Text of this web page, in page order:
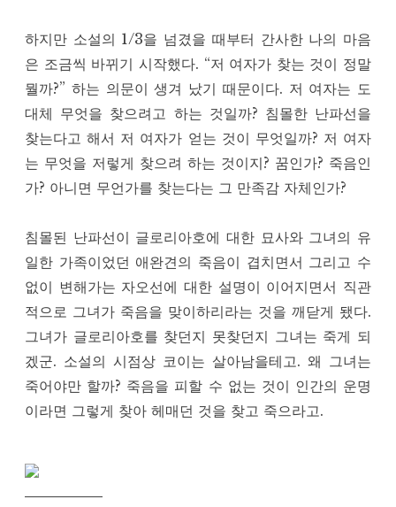
하지만 소설의 1/3을 넘겼을 때부터 간사한 나의 마음
은 조금씩 바뀌기 시작했다. “저 여자가 찾는 것이 정말
뭘까?” 하는 의문이 생겨 났기 때문이다. 저 여자는 도
대체 무엇을 찾으려고 하는 것일까? 침몰한 난파선을
찾는다고 해서 저 여자가 얻는 것이 무엇일까? 저 여자
는 무엇을 저렇게 찾으려 하는 것이지? 꿈인가? 죽음인
가? 아니면 무언가를 찾는다는 그 만족감 자체인가?
침몰된 난파선이 글로리아호에 대한 묘사와 그녀의 유
일한 가족이었던 애완견의 죽음이 겹치면서 그리고 수
없이 변해가는 자오선에 대한 설명이 이어지면서 직관
적으로 그녀가 죽음을 맞이하리라는 것을 깨닫게 됐다.
그녀가 글로리아호를 찾던지 못찾던지 그녀는 죽게 되
겠군. 소설의 시점상 코이는 살아남을테고. 왜 그녀는
죽어야만 할까? 죽음을 피할 수 없는 것이 인간의 운명
이라면 그렇게 찾아 헤매던 것을 찾고 죽으라고.